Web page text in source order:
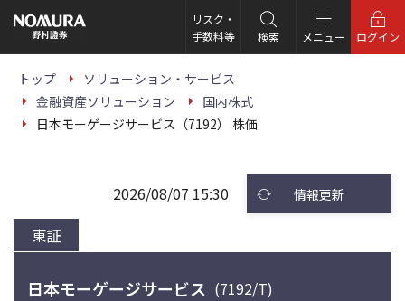
の
ー
リスク・
手数料等
検索 メニュー ログイン
トップ
ソリューション・サービス
金融資産ソリューション
国内株式
日本モーゲージサービス（7192） 株価
東証
2026/08/07 15:30 情報更新
日本モーゲージサービス (7192/T)